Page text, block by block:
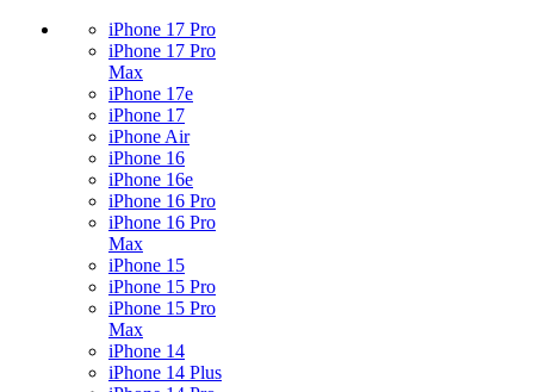
iPhone 17 Pro
iPhone 17 Pro
Max
iPhone 17e
iPhone 17
iPhone Air
iPhone 16
iPhone 16e
iPhone 16 Pro
iPhone 16 Pro
Max
iPhone 15
iPhone 15 Pro
iPhone 15 Pro
Max
iPhone 14
iPhone 14 Plus